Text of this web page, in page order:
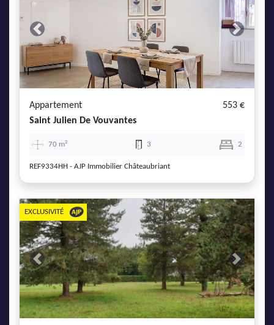
Previous Next
Appartement
553 €
Saint Julien De Vouvantes
70 m² 3 2
REF9334HH - AJP Immobilier Châteaubriant
Previous Next
EXCLUSIVITÉ